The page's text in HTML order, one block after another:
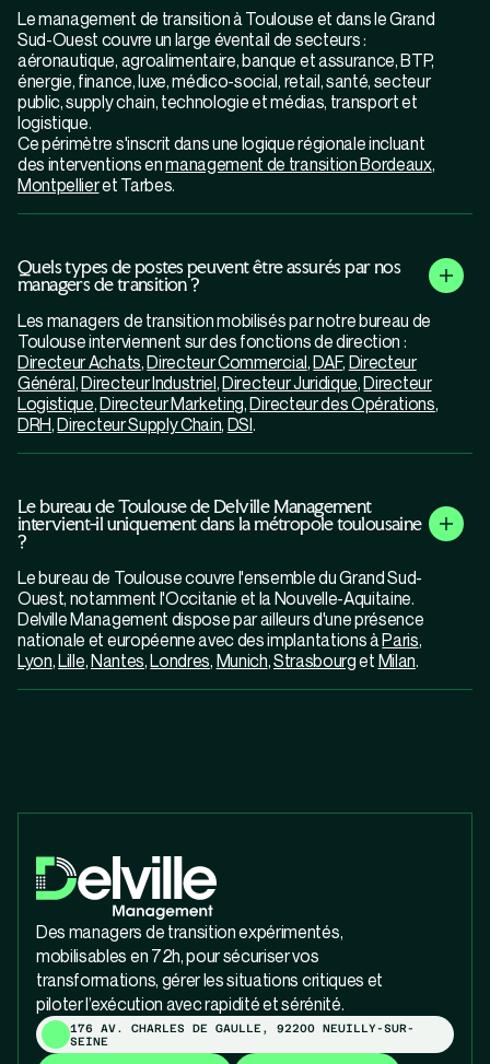
Le management de transition à Toulouse et dans le Grand
Sud-Ouest couvre un large éventail de secteurs :
aéronautique, agroalimentaire, banque et assurance, BTP,
énergie, finance, luxe, médico-social, retail, santé, secteur
public, supply chain, technologie et médias, transport et
logistique.
Ce périmètre s'inscrit dans une logique régionale incluant
des interventions enmanagement de transition Bordeaux,
Montpellieret Tarbes.
Quels types de postes peuvent être assurés par nos
managers de transition ?
Les managers de transition mobilisés par notre bureau de
Toulouse interviennent sur des fonctions de direction :
Directeur Achats,Directeur Commercial,DAF, Directeur
Général,Directeur Industriel,Directeur Juridique,Directeur
Logistique,Directeur Marketing,Directeur des Opérations,
DRH,Directeur Supply Chain, DSI.
Le bureau de Toulouse de Delville Management
intervient-il uniquement dans la métropole toulousaine
?
Le bureau de Toulouse couvre l'ensemble du Grand Sud-
Ouest, notamment l'Occitanie et la Nouvelle-Aquitaine.
Delville Management dispose par ailleurs d'une présence
nationale et européenne avec des implantations àParis,
Lyon,Lille,Nantes,Londres, Munich,Strasbourget Milan.
Des managers de transition expérimentés,
mobilisables en 72h, pour sécuriser vos
transformations, gérer les situations critiques et
piloter l’exécution avec rapidité et sérénité.
176 AV. CHARLES DE GAULLE, 92200 NEUILLY-SUR-
SEINE